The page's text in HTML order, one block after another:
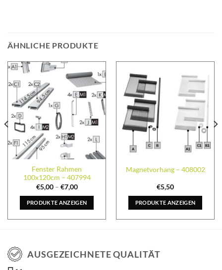
ÄHNLICHE PRODUKTE
Fenster Rahmen
100x120cm – 407994
€5,00– €7,00
PRODUKTE ANZEIGEN
Magnetvorhang – 408002
€5,50
PRODUKTE ANZEIGEN
AUSGEZEICHNETE QUALITÄT